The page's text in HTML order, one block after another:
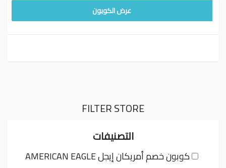
عرض الكوبون
FILTER STORE
التصنيفات
كوبون خصم أمريكان إيجل AMERICAN EAGLE